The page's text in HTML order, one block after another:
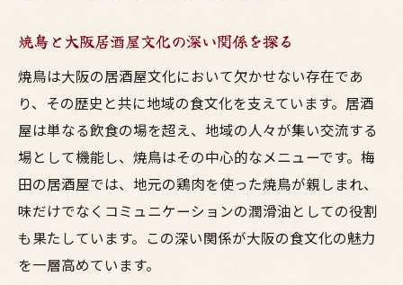
焼鳥と大阪居酒屋文化の深い関係を探る
焼鳥は大阪の居酒屋文化において欠かせない存在であ
り、その歴史と共に地域の食文化を支えています。居酒
屋は単なる飲食の場を超え、地域の人々が集い交流する
場として機能し、焼鳥はその中心的なメニューです。梅
田の居酒屋では、地元の鶏肉を使った焼鳥が親しまれ、
味だけでなくコミュニケーションの潤滑油としての役割
も果たしています。この深い関係が大阪の食文化の魅力
を一層高めています。